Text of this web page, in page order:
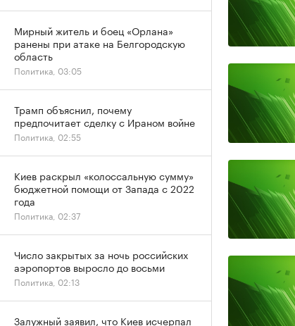
Мирный житель и боец «Орлана»
ранены при атаке на Белгородскую
область
Политика, 03:05
Трамп объяснил, почему
предпочитает сделку с Ираном войне
Политика, 02:55
Киев раскрыл «колоссальную сумму»
бюджетной помощи от Запада с 2022
года
Политика, 02:37
Число закрытых за ночь российских
аэропортов выросло до восьми
Политика, 02:13
Залужный заявил, что Киев исчерпал